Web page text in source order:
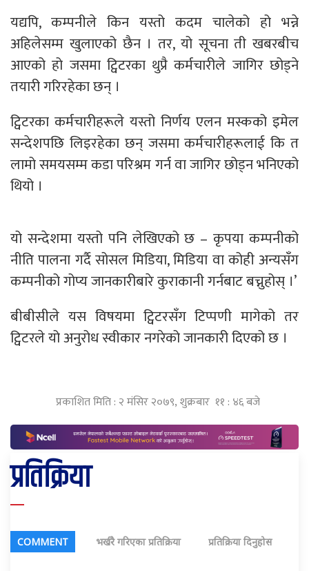
यद्यपि, कम्पनीले किन यस्तो कदम चालेको हो भन्ने
अहिलेसम्म खुलाएको छैन । तर, यो सूचना ती खबरबीच
आएको हो जसमा ट्विटरका थुप्रै कर्मचारीले जागिर छोड्ने
तयारी गरिरहेका छन् ।
ट्विटरका कर्मचारीहरूले यस्तो निर्णय एलन मस्कको इमेल
सन्देशपछि लिइरहेका छन् जसमा कर्मचारीहरूलाई कि त
लामो समयसम्म कडा परिश्रम गर्न वा जागिर छोड्न भनिएको
थियो ।
यो सन्देशमा यस्तो पनि लेखिएको छ – कृपया कम्पनीको
नीति पालना गर्दै सोसल मिडिया, मिडिया वा कोही अन्यसँग
कम्पनीको गोप्य जानकारीबारे कुराकानी गर्नबाट बच्नुहोस् ।’
बीबीसीले यस विषयमा ट्विटरसँग टिप्पणी मागेको तर
ट्विटरले यो अनुरोध स्वीकार नगरेको जानकारी दिएको छ ।
प्रकाशित मिति : २ मंसिर २०७९, शुक्रबार ११ : ४६ बजे
प्रतिक्रिया
COMMENT भर्खरै गरिएका प्रतिक्रिया प्रतिक्रिया दिनुहोस